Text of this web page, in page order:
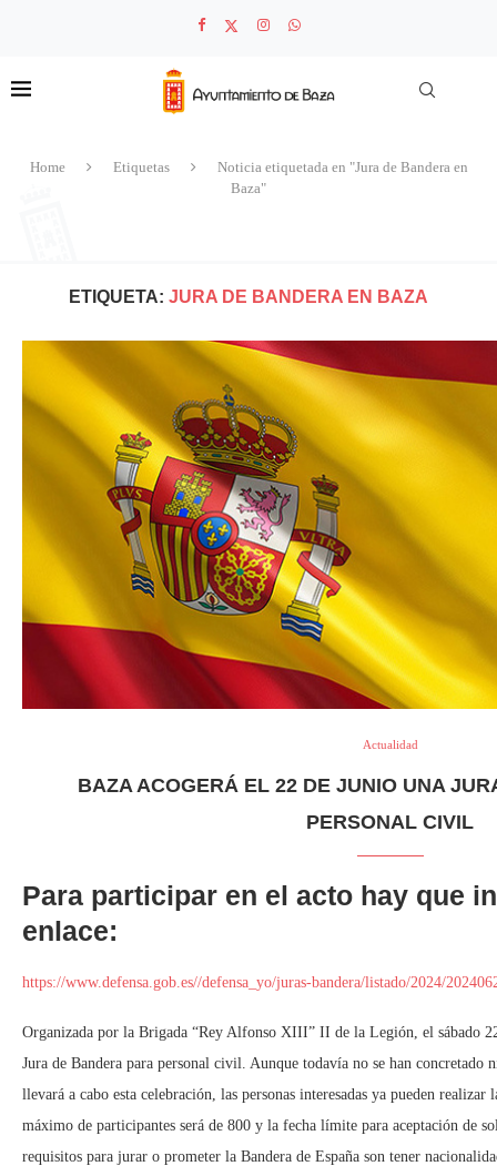
Home Etiquetas
Noticia etiquetada en "Jura de Bandera en
Baza"
ETIQUETA: JURA DE BANDERA EN BAZA
Actualidad
BAZA ACOGERÁ EL 22 DE JUNIO UNA
PERSONAL CIVIL
Para participar en el acto hay que
enlace:
https://www.defensa.gob.es//defensa_yo/juras-bandera/listado/2024/
Organizada por la Brigada “Rey Alfonso XIII” II de la Legión, el sábado
Jura de Bandera para personal civil. Aunque todavía no se han concretado
llevará a cabo esta celebración, las personas interesadas ya pueden
máximo de participantes será de 800 y la fecha límite para aceptación de
requisitos para jurar o prometer la Bandera de España son tener